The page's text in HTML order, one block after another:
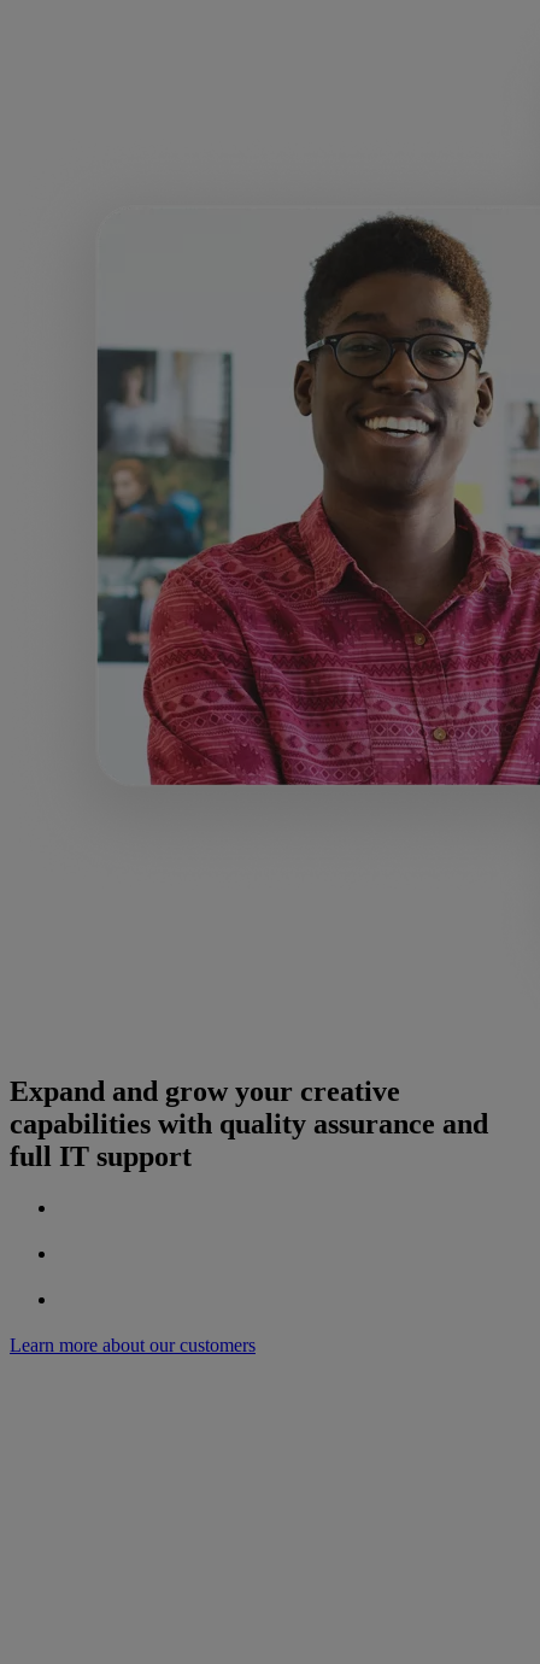
Expand and grow your creative
capabilities with quality assurance and
full IT support
Learn more about our customers